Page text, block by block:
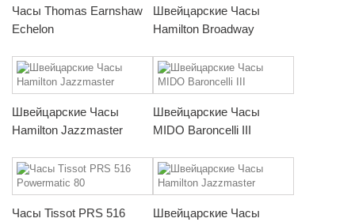
Часы Thomas Earnshaw
Echelon
Швейцарские Часы
Hamilton Broadway
Швейцарские Часы
Hamilton Jazzmaster
Швейцарские Часы
MIDO Baroncelli III
Часы Tissot PRS 516
Швейцарские Часы